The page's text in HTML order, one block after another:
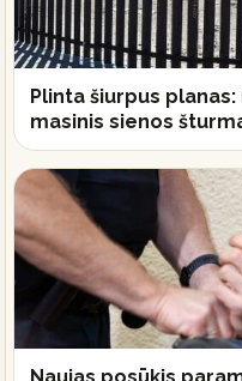
Plinta šiurpus
masinis sienos